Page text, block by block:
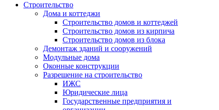
Строительство
Дома и коттеджи
Строительство домов и коттеджей
Строительство домов из кирпича
Строительство домов из блока
Демонтаж зданий и сооружений
Модульные дома
Оконные конструкции
Разрешение на строительство
ИЖС
Юридические лица
Государственные предприятия и